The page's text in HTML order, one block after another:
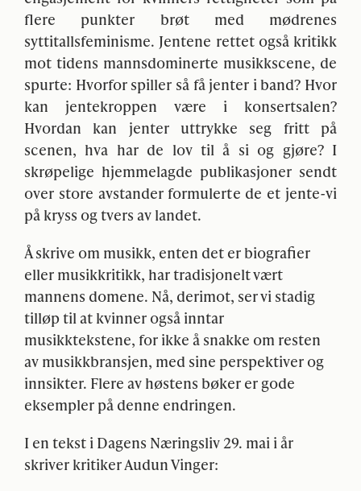
flere punkter brøt med mødrenes
syttitallsfeminisme. Jentene rettet også kritikk
mot tidens mannsdominerte musikkscene, de
spurte: Hvorfor spiller så få jenter i band? Hvor
kan jentekroppen være i konsertsalen?
Hvordan kan jenter uttrykke seg fritt på
scenen, hva har de lov til å si og gjøre? I
skrøpelige hjemmelagde publikasjoner sendt
over store avstander formulerte de et jente-vi
på kryss og tvers av landet.
Å skrive om musikk, enten det er biografier
eller musikkritikk, har tradisjonelt vært
mannens domene. Nå, derimot, ser vi stadig
tilløp til at kvinner også inntar
musikktekstene, for ikke å snakke om resten
av musikkbransjen, med sine perspektiver og
innsikter. Flere av høstens bøker er gode
eksempler på denne endringen.
I en tekst i Dagens Næringsliv 29. mai i år
skriver kritiker Audun Vinger: